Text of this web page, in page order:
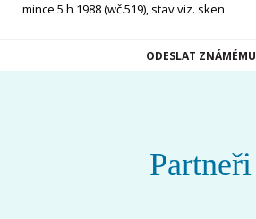
mince 5 h 1988 (wč.519), stav viz. sken
ODESLAT ZNÁMÉMU
Partneři